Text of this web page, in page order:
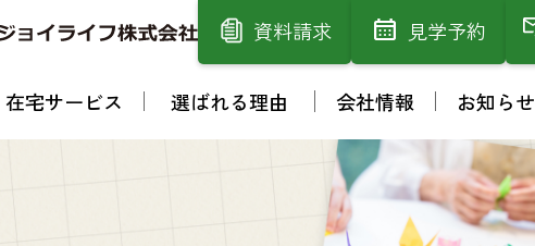
資料請求 見学予約
在宅サービス 選ばれる理由 会社情報 お知らせ